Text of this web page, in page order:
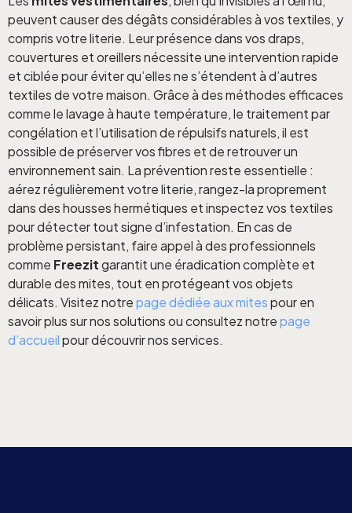
peuvent causer des dégâts considérables à vos textiles, y
compris votre literie. Leur présence dans vos draps,
couvertures et oreillers nécessite une intervention rapide
et ciblée pour éviter qu’elles ne s’étendent à d’autres
textiles de votre maison. Grâce à des méthodes efficaces
comme le lavage à haute température, le traitement par
congélation et l’utilisation de répulsifs naturels, il est
possible de préserver vos fibres et de retrouver un
environnement sain. La prévention reste essentielle :
aérez régulièrement votre literie, rangez-la proprement
dans des housses hermétiques et inspectez vos textiles
pour détecter tout signe d’infestation. En cas de
problème persistant, faire appel à des professionnels
comme Freezitgarantit une éradication complète et
durable des mites, tout en protégeant vos objets
délicats. Visitez notrepage dédiée aux mitespour en
savoir plus sur nos solutions ou consultez notrepage
d’accueilpour découvrir nos services.